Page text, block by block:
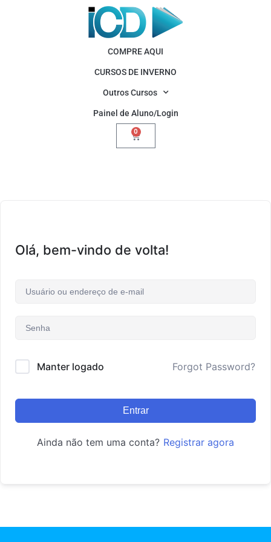
COMPRE AQUI
CURSOS DE INVERNO
Outros Cursos
Painel de Aluno/Login
0
Olá, bem-vindo de volta!
Manter logado Forgot Password?
Entrar
Ainda não tem uma conta? Registrar agora